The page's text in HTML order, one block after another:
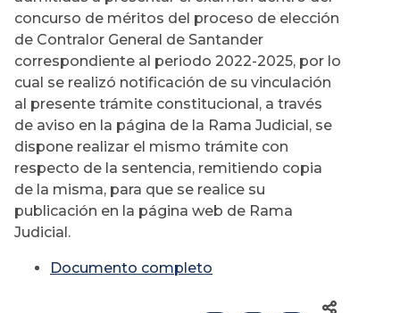
concurso de méritos del proceso de elección
de Contralor General de Santander
correspondiente al periodo 2022-2025, por lo
cual se realizó notificación de su vinculación
al presente trámite constitucional, a través
de aviso en la página de la Rama Judicial, se
dispone realizar el mismo trámite con
respecto de la sentencia, remitiendo copia
de la misma, para que se realice su
publicación en la página web de Rama
Judicial.
Documento completo